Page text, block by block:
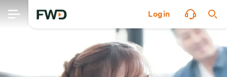
Login